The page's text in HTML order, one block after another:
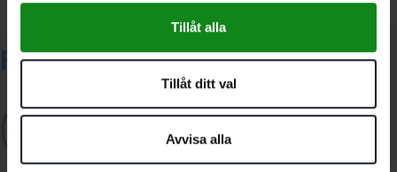
Tillåt alla
Tillåt ditt val
Avvisa alla
Relaterade produkter